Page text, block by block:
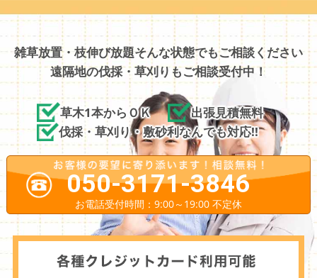
雑草放置・枝伸び放題そんな状態でもご相談ください
遠隔地の伐採・草刈りもご相談受付中！
草木1本からＯＫ
出張見積無料
伐採・草刈り・敷砂利なんでも対応!!
050-3171-3846
お電話受付時間：9:00～19:00 不定休